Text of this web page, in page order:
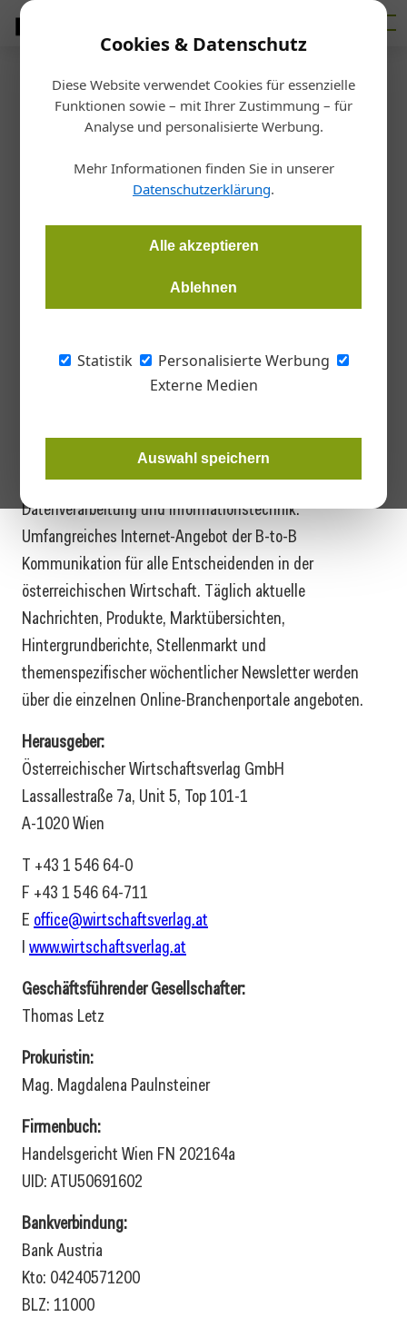
Cookies & Datenschutz
Diese Website verwendet Cookies für essenzielle
Funktionen sowie – mit Ihrer Zustimmung – für
Analyse und personalisierte Werbung.
Mehr Informationen finden Sie in unserer
Datenschutzerklärung.
Alle akzeptieren
Ablehnen
Statistik
Personalisierte Werbung
Externe Medien
Auswahl speichern
Impressum
Wirtschaftsverlag GmbH, erstellt
gemäß § 25 Abs 2 Mediengesetz
Unser Impressum finden Sie auch auf
unsererWirtschaftsverlag Webseite.
Verlag, Druck und Vertrieb von Zeitungen und
Direktwerbeunternehmen, Software-Angebote zu
Fachverfahren, Dienstleistungen in der automatischen
Datenverarbeitung und Informationstechnik.
Umfangreiches Internet-Angebot der B-to-B
Kommunikation für alle Entscheidenden in der
österreichischen Wirtschaft. Täglich aktuelle
Nachrichten, Produkte, Marktübersichten,
Hintergrundberichte, Stellenmarkt und
themenspezifischer wöchentlicher Newsletter werden
über die einzelnen Online-Branchenportale angeboten.
Herausgeber:
Österreichischer Wirtschaftsverlag GmbH
Lassallestraße 7a, Unit 5, Top 101-1
A-1020 Wien
T +43 1 546 64-0
F +43 1 546 64-711
E office@wirtschaftsverlag.at
Iwww.wirtschaftsverlag.at
Geschäftsführender Gesellschafter:
Thomas Letz
Prokuristin:
Mag. Magdalena Paulnsteiner
Firmenbuch:
Handelsgericht Wien FN 202164a
UID: ATU50691602
Bankverbindung:
Bank Austria
Kto: 04240571200
BLZ: 11000